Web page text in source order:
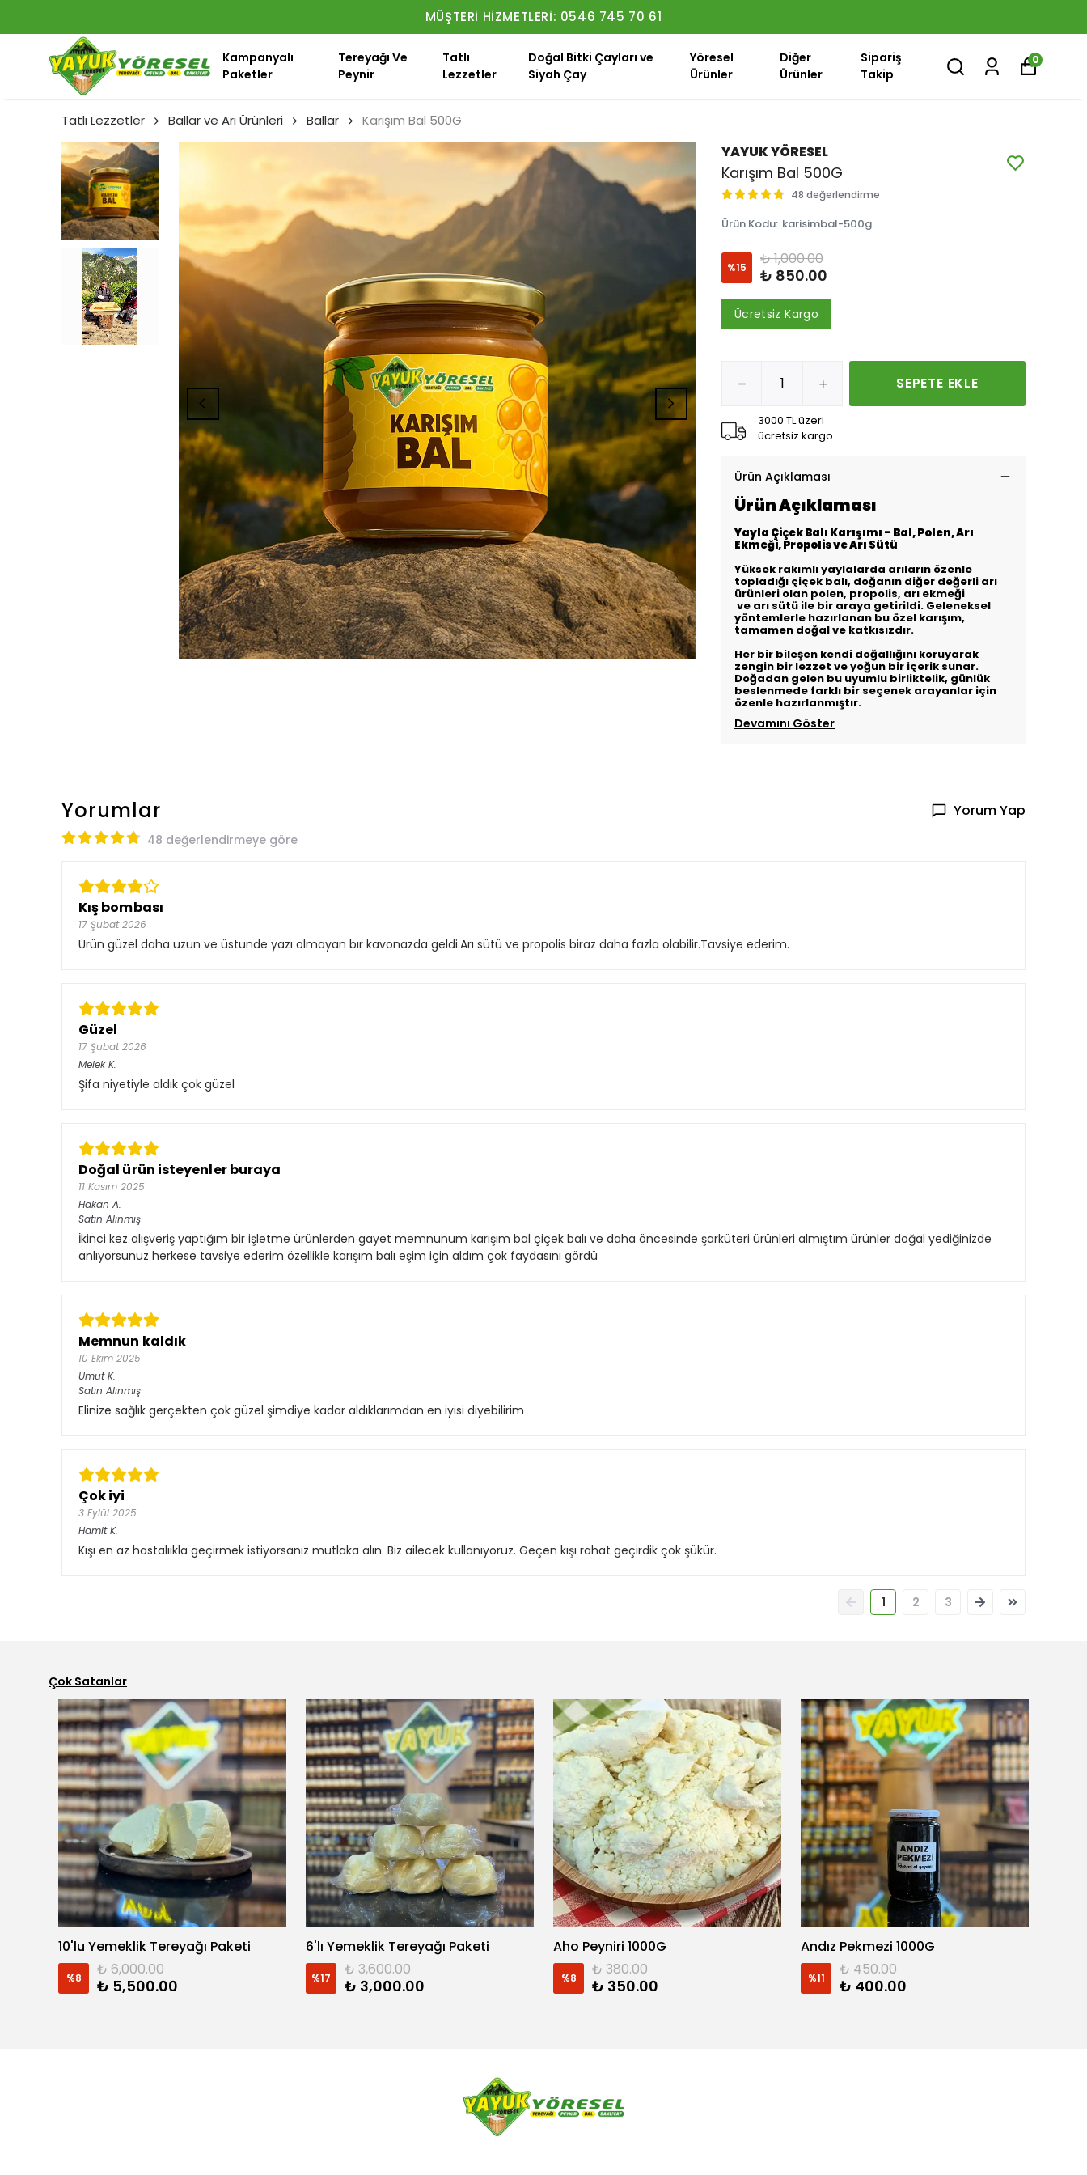
MÜŞTERI HIZMETLERI: 0546 745 70 61
Kampanyalı
Paketler
Tereyağı Ve
Peynir
Tatlı
Lezzetler
Doğal Bitki Çayları ve
Siyah Çay
Yöresel
Ürünler
Diğer
Ürünler
Sipariş
Takip
0
Tatlı Lezzetler Ballar ve Arı Ürünleri Ballar Karışım Bal 500G
YAYUK YÖRESEL
Karışım Bal 500G
48 değerlendirme
Ürün Kodu: karisimbal-500g
%15 ₺ 1,000.00
₺ 850.00
Ücretsiz Kargo
SEPETE EKLE
3000 TL üzeri
ücretsiz kargo
Ürün Açıklaması
Ürün Açıklaması
Yayla Çiçek Balı Karışımı – Bal, Polen, Arı
Ekmeği, Propolis ve Arı Sütü
Yüksek rakımlı yaylalarda arıların özenle
topladığı çiçek balı, doğanın diğer değerli arı
ürünleri olan polen, propolis, arı ekmeği
ve arı sütü ile bir araya getirildi. Geleneksel
yöntemlerle hazırlanan bu özel karışım,
tamamen doğal ve katkısızdır.
Her bir bileşen kendi doğallığını koruyarak
zengin bir lezzet ve yoğun bir içerik sunar.
Doğadan gelen bu uyumlu birliktelik, günlük
beslenmede farklı bir seçenek arayanlar için
özenle hazırlanmıştır.
Devamını Göster
Yorumlar Yorum Yap
48 değerlendirmeye göre
Kış bombası
17 Şubat 2026
Ürün güzel daha uzun ve üstunde yazı olmayan bır kavonazda geldi.Arı sütü ve propolis biraz daha fazla olabilir.Tavsiye ederim.
Güzel
17 Şubat 2026
Melek K.
Şifa niyetiyle aldık çok güzel
Doğal ürün isteyenler buraya
11 Kasım 2025
Hakan A.
Satın Alınmış
İkinci kez alışveriş yaptığım bir işletme ürünlerden gayet memnunum karışım bal çiçek balı ve daha öncesinde şarküteri ürünleri almıştım ürünler doğal yediğinizde
anlıyorsunuz herkese tavsiye ederim özellikle karışım balı eşim için aldım çok faydasını gördü
Memnun kaldık
10 Ekim 2025
Umut K.
Satın Alınmış
Elinize sağlık gerçekten çok güzel şimdiye kadar aldıklarımdan en iyisi diyebilirim
Çok iyi
3 Eylül 2025
Hamit K.
Kışı en az hastalııkla geçirmek istiyorsanız mutlaka alın. Biz ailecek kullanıyoruz. Geçen kışı rahat geçirdik çok şükür.
1 2 3
Çok Satanlar
10'lu Yemeklik Tereyağı Paketi
%8 ₺ 6,000.00
₺ 5,500.00
6'lı Yemeklik Tereyağı Paketi
%17 ₺ 3,600.00
₺ 3,000.00
Aho Peyniri 1000G
%8 ₺ 380.00
₺ 350.00
Andız Pekmezi 1000G
%11 ₺ 450.00
₺ 400.00